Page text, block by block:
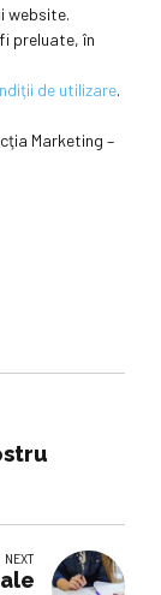
website.
preluate, în
de utilizare.
Marketing –
NEXT